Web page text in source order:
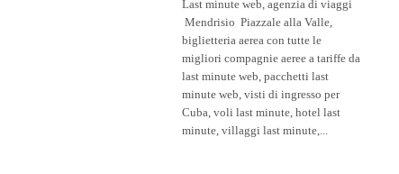
Last minute web, agenzia di viaggi
Mendrisio Piazzale alla Valle,
biglietteria aerea con tutte le
migliori compagnie aeree a tariffe da
last minute web, pacchetti last
minute web, visti di ingresso per
Cuba, voli last minute, hotel last
minute, villaggi last minute,...